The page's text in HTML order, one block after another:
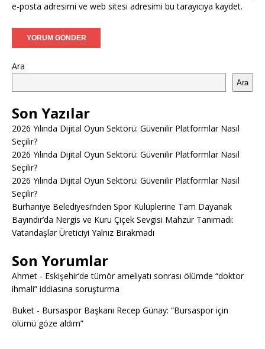
e-posta adresimi ve web sitesi adresimi bu tarayıcıya kaydet.
Ara
Ara
Son Yazılar
2026 Yılında Dijital Oyun Sektörü: Güvenilir Platformlar Nasıl
Seçilir?
2026 Yılında Dijital Oyun Sektörü: Güvenilir Platformlar Nasıl
Seçilir?
2026 Yılında Dijital Oyun Sektörü: Güvenilir Platformlar Nasıl
Seçilir?
Burhaniye Belediyesi’nden Spor Kulüplerine Tam Dayanak
Bayındır’da Nergis ve Kuru Çiçek Sevgisi Mahzur Tanımadı:
Vatandaşlar Üreticiyi Yalnız Bırakmadı
Son Yorumlar
Ahmet - Eskişehir’de tümör ameliyatı sonrası ölümde “doktor
ihmali” iddiasına soruşturma
Buket - Bursaspor Başkanı Recep Günay: “Bursaspor için
ölümü göze aldım”